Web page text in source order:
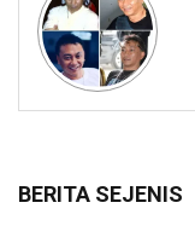
BERITA SEJENIS